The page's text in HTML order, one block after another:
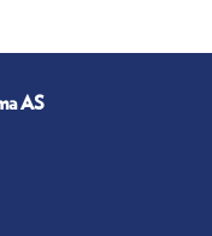
AS